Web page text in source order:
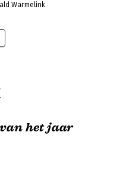
Warmelink
het jaar